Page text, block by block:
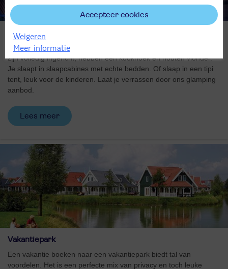
Glamping
Kamperen in luxe, dat is glamping. Onze bijzondere glampings
zijn volledig ingericht, hebben een kookhoek en houten vlonder.
Je slaapt in slaapcabines met echte bedden. Of slaap in een tipi
tent, leuk voor de kinderen. Laat je verrassen door ons glamping
aanbod.
Lees meer
Vakantiepark
Een vakantie boeken naar een vakantiepark biedt tal van
voordelen. Het is een perfecte mix van privacy en toch leuke
Accepteer cookies
Weigeren
Meer informatie